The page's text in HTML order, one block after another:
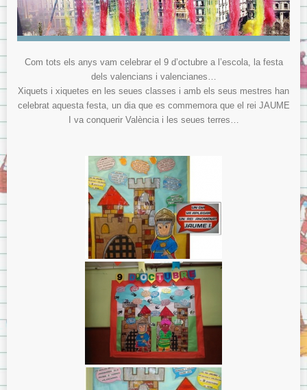
Com tots els anys vam celebrar el 9 d’octubre a l’escola, la festa
dels valencians i valencianes…
Xiquets i xiquetes en les seues classes i amb els seus mestres han
celebrat aquesta festa, un dia que es commemora que el rei JAUME
I va conquerir València i les seues terres…